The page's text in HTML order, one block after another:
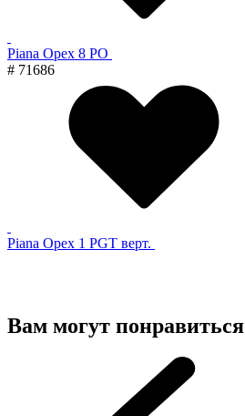
Piana Орех 8 PO
# 71686
Piana Орех 1 PGT верт.
Вам могут понравиться